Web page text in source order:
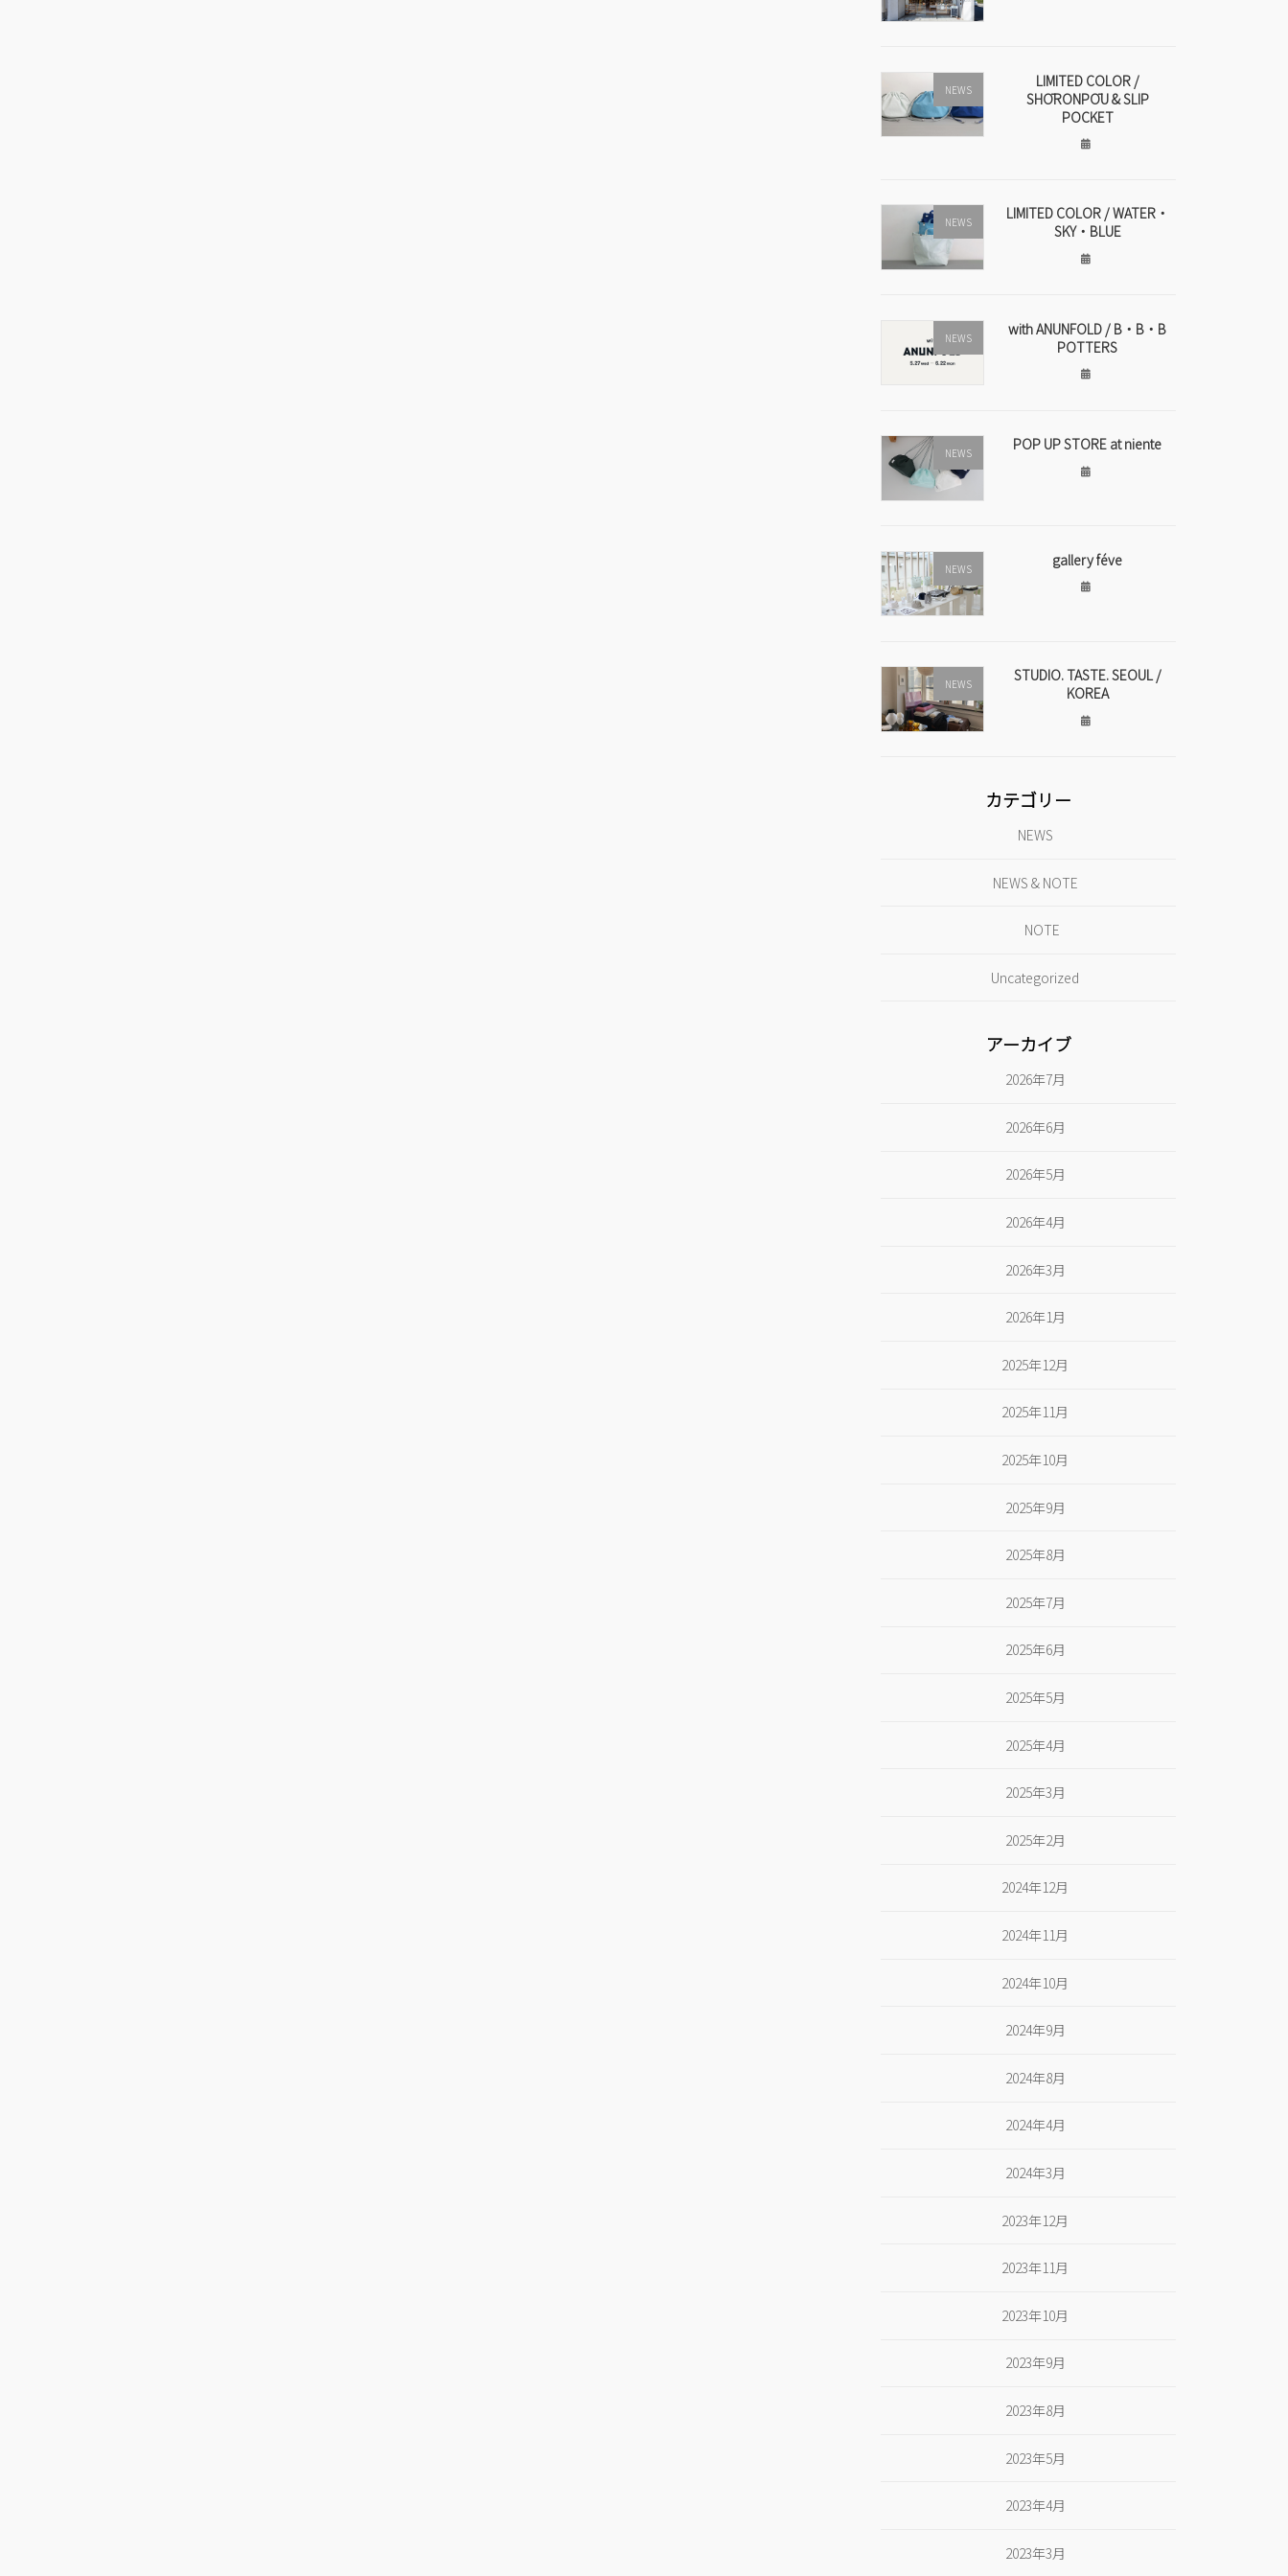
NEWS
LIMITED COLOR /
SHŌRONPŌU & SLIP
POCKET
NEWS
LIMITED COLOR / WATER・
SKY・BLUE
NEWS
with ANUNFOLD / B・B・B
POTTERS
NEWS POP UP STORE at niente
NEWS gallery féve
NEWS
STUDIO. TASTE. SEOUL /
KOREA
カテゴリー
NEWS
NEWS & NOTE
NOTE
Uncategorized
アーカイブ
2026年7月
2026年6月
2026年5月
2026年4月
2026年3月
2026年1月
2025年12月
2025年11月
2025年10月
2025年9月
2025年8月
2025年7月
2025年6月
2025年5月
2025年4月
2025年3月
2025年2月
2024年12月
2024年11月
2024年10月
2024年9月
2024年8月
2024年4月
2024年3月
2023年12月
2023年11月
2023年10月
2023年9月
2023年8月
2023年5月
2023年4月
2023年3月